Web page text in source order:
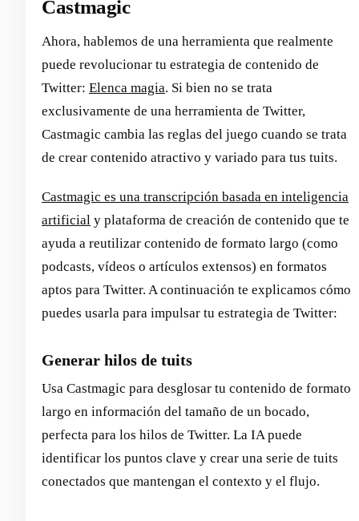
Castmagic
Ahora, hablemos de una herramienta que realmente
puede revolucionar tu estrategia de contenido de
Twitter: Elenca magia. Si bien no se trata
exclusivamente de una herramienta de Twitter,
Castmagic cambia las reglas del juego cuando se trata
de crear contenido atractivo y variado para tus tuits.
Castmagic es una transcripción basada en inteligencia
artificial y plataforma de creación de contenido que te
ayuda a reutilizar contenido de formato largo (como
podcasts, vídeos o artículos extensos) en formatos
aptos para Twitter. A continuación te explicamos cómo
puedes usarla para impulsar tu estrategia de Twitter:
Generar hilos de tuits
Usa Castmagic para desglosar tu contenido de formato
largo en información del tamaño de un bocado,
perfecta para los hilos de Twitter. La IA puede
identificar los puntos clave y crear una serie de tuits
conectados que mantengan el contexto y el flujo.